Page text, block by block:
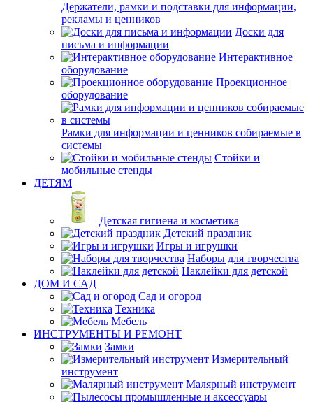
Держатели, рамки и подставки для информации,
рекламы и ценников
Доски для
письма и информации
Интерактивное
оборудование
Проекционное
оборудование
Рамки для информации и ценников собираемые в
системы
Стойки и
мобильные стенды
ДЕТЯМ
Детская гигиена и косметика
Детский праздник
Игры и игрушки
Наборы для творчества
Наклейки для детской
ДОМ И САД
Сад и огород
Техника
Мебель
ИНСТРУМЕНТЫ И РЕМОНТ
Замки
Измерительный
инструмент
Малярный инструмент